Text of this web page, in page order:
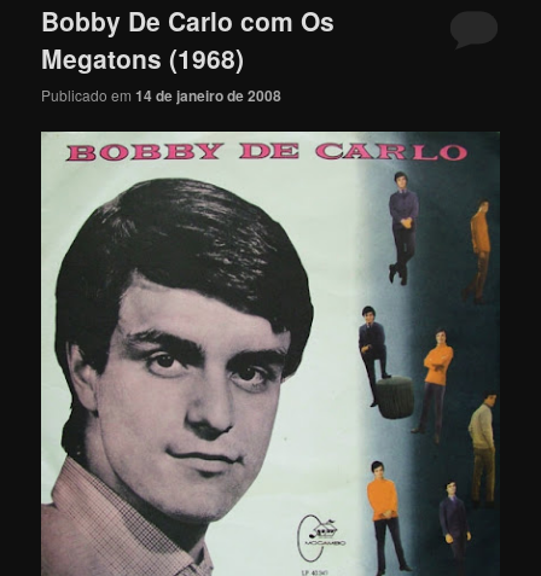
Bobby De Carlo com Os
Megatons (1968)
Publicado em14 de janeiro de 2008